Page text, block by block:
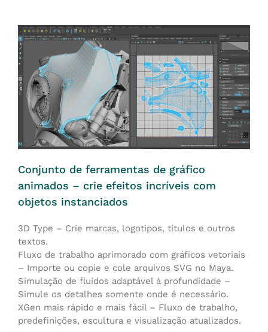
Conjunto de ferramentas de gráfico
animados – crie efeitos incríveis com
objetos instanciados
3D Type – Crie marcas, logotipos, títulos e outros
textos.
Fluxo de trabalho aprimorado com gráficos vetoriais
– Importe ou copie e cole arquivos SVG no Maya.
Simulação de fluidos adaptável à profundidade –
Simule os detalhes somente onde é necessário.
XGen mais rápido e mais fácil – Fluxo de trabalho,
predefinições, escultura e visualização atualizados.